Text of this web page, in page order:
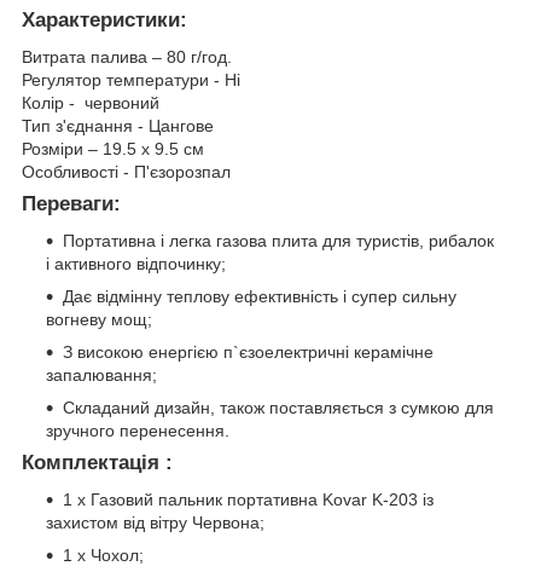
Характеристики:
Витрата палива – 80 г/год.
Регулятор температури - Ні
Колір - червоний
Тип з'єднання - Цангове
Розміри – 19.5 х 9.5 см
Особливості - П'єзорозпал
Переваги:
Портативна і легка газова плита для туристів, рибалок
і активного відпочинку;
Дає відмінну теплову ефективність і супер сильну
вогневу мощ;
З високою енергією п`єзоелектричні керамічне
запалювання;
Складаний дизайн, також поставляється з сумкою для
зручного перенесення.
Комплектація :
1 х Газовий пальник портативна Kovar K-203 із
захистом від вітру Червона;
1 х Чохол;